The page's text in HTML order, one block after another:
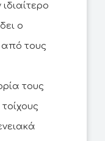
ο
από τους
τους